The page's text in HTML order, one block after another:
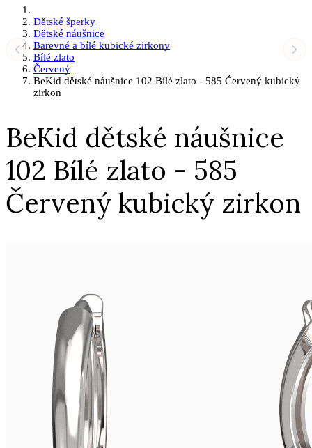
Dětské šperky
Dětské náušnice
Barevné a bílé kubické zirkony
Bílé zlato
Červený
BeKid dětské náušnice 102 Bílé zlato - 585 Červený kubický
zirkon
BeKid dětské náušnice
102 Bílé zlato - 585
Červený kubický zirkon